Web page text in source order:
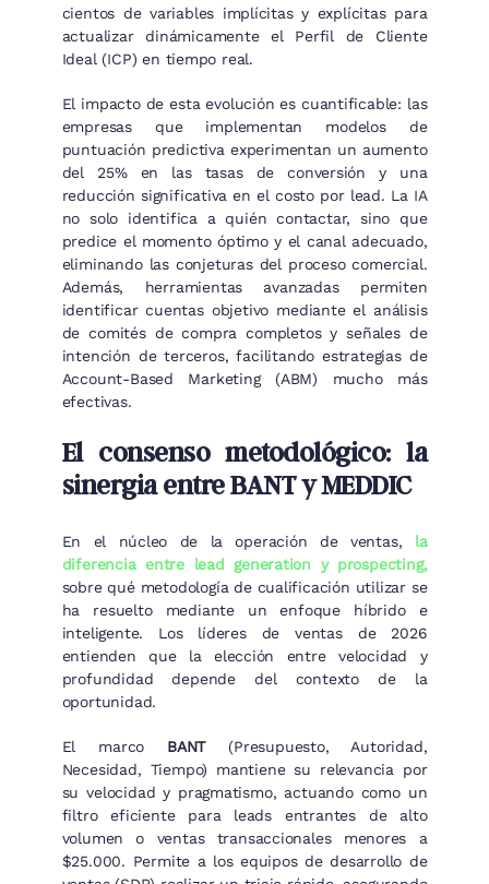
cientos de variables implícitas y explícitas para
actualizar dinámicamente el Perfil de Cliente
Ideal (ICP) en tiempo real.
El impacto de esta evolución es cuantificable: las
empresas que implementan modelos de
puntuación predictiva experimentan un aumento
del 25% en las tasas de conversión y una
reducción significativa en el costo por lead. La IA
no solo identifica a quién contactar, sino que
predice el momento óptimo y el canal adecuado,
eliminando las conjeturas del proceso comercial.
Además, herramientas avanzadas permiten
identificar cuentas objetivo mediante el análisis
de comités de compra completos y señales de
intención de terceros, facilitando estrategias de
Account-Based Marketing (ABM) mucho más
efectivas.
El consenso metodológico: la
sinergia entre BANT y MEDDIC
En el núcleo de la operación de ventas, la
diferencia entre lead generation y prospecting,
sobre qué metodología de cualificación utilizar se
ha resuelto mediante un enfoque híbrido e
inteligente. Los líderes de ventas de 2026
entienden que la elección entre velocidad y
profundidad depende del contexto de la
oportunidad.
El marco BANT(Presupuesto, Autoridad,
Necesidad, Tiempo) mantiene su relevancia por
su velocidad y pragmatismo, actuando como un
filtro eficiente para leads entrantes de alto
volumen o ventas transaccionales menores a
$25.000. Permite a los equipos de desarrollo de